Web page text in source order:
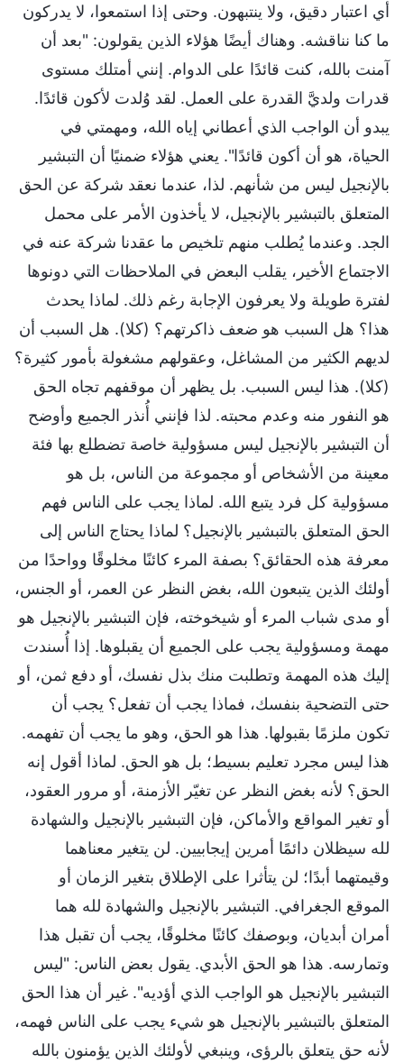
أي اعتبار دقيق، ولا ينتبهون. وحتى إذا استمعوا، لا يدركون
ما كنا نناقشه. وهناك أيضًا هؤلاء الذين يقولون: "بعد أن
آمنت بالله، كنت قائدًا على الدوام. إنني أمتلك مستوى
قدرات ولديَّ القدرة على العمل. لقد وُلدت لأكون قائدًا.
يبدو أن الواجب الذي أعطاني إياه الله، ومهمتي في
الحياة، هو أن أكون قائدًا". يعني هؤلاء ضمنيًا أن التبشير
بالإنجيل ليس من شأنهم. لذا، عندما نعقد شركة عن الحق
المتعلق بالتبشير بالإنجيل، لا يأخذون الأمر على محمل
الجد. وعندما يُطلب منهم تلخيص ما عقدنا شركة عنه في
الاجتماع الأخير، يقلب البعض في الملاحظات التي دونوها
لفترة طويلة ولا يعرفون الإجابة رغم ذلك. لماذا يحدث
هذا؟ هل السبب هو ضعف ذاكرتهم؟ (كلا). هل السبب أن
لديهم الكثير من المشاغل، وعقولهم مشغولة بأمور كثيرة؟
(كلا). هذا ليس السبب. بل يظهر أن موقفهم تجاه الحق
هو النفور منه وعدم محبته. لذا فإنني أُنذر الجميع وأوضح
أن التبشير بالإنجيل ليس مسؤولية خاصة تضطلع بها فئة
معينة من الأشخاص أو مجموعة من الناس، بل هو
مسؤولية كل فرد يتبع الله. لماذا يجب على الناس فهم
الحق المتعلق بالتبشير بالإنجيل؟ لماذا يحتاج الناس إلى
معرفة هذه الحقائق؟ بصفة المرء كائنًا مخلوقًا وواحدًا من
أولئك الذين يتبعون الله، بغض النظر عن العمر، أو الجنس،
أو مدى شباب المرء أو شيخوخته، فإن التبشير بالإنجيل هو
مهمة ومسؤولية يجب على الجميع أن يقبلوها. إذا أُسندت
إليك هذه المهمة وتطلبت منك بذل نفسك، أو دفع ثمن، أو
حتى التضحية بنفسك، فماذا يجب أن تفعل؟ يجب أن
تكون ملزمًا بقبولها. هذا هو الحق، وهو ما يجب أن تفهمه.
هذا ليس مجرد تعليم بسيط؛ بل هو الحق. لماذا أقول إنه
الحق؟ لأنه بغض النظر عن تغيّر الأزمنة، أو مرور العقود،
أو تغير المواقع والأماكن، فإن التبشير بالإنجيل والشهادة
لله سيظلان دائمًا أمرين إيجابيين. لن يتغير معناهما
وقيمتهما أبدًا؛ لن يتأثرا على الإطلاق بتغير الزمان أو
الموقع الجغرافي. التبشير بالإنجيل والشهادة لله هما
أمران أبديان، وبوصفك كائنًا مخلوقًا، يجب أن تقبل هذا
وتمارسه. هذا هو الحق الأبدي. يقول بعض الناس: "ليس
التبشير بالإنجيل هو الواجب الذي أؤديه". غير أن هذا الحق
المتعلق بالتبشير بالإنجيل هو شيء يجب على الناس فهمه،
لأنه حق يتعلق بالرؤى، وينبغي لأولئك الذين يؤمنون بالله